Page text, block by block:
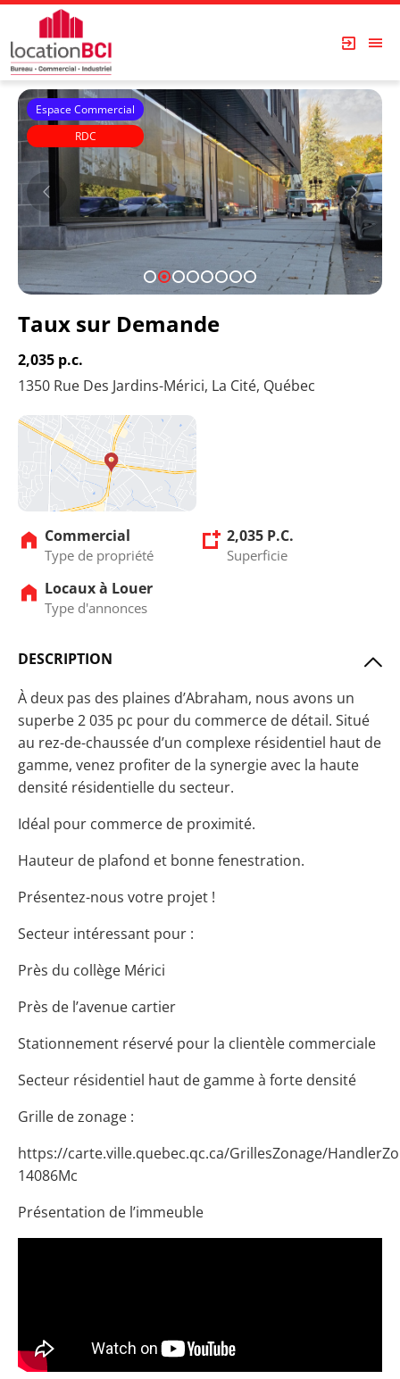
1 2 3 4 5 6 7 8
Espace Commercial
RDC
Arbois
Taux sur Demande
2,035 p.c.
1350 Rue Des Jardins-Mérici, La Cité, Québec
Commercial
Type de propriété
2,035 P.C.
Superficie
Locaux à Louer
Type d'annonces
DESCRIPTION
À deux pas des plaines d’Abraham, nous avons un
superbe 2 035 pc pour du commerce de détail. Situé
au rez-de-chaussée d’un complexe résidentiel haut de
gamme, venez profiter de la synergie avec la haute
densité résidentielle du secteur.
Idéal pour commerce de proximité.
Hauteur de plafond et bonne fenestration.
Présentez-nous votre projet !
Secteur intéressant pour :
Près du collège Mérici
Près de l’avenue cartier
Stationnement réservé pour la clientèle commerciale
Secteur résidentiel haut de gamme à forte densité
Grille de zonage :
https://carte.ville.quebec.qc.ca/GrillesZonage/
14086Mc
Présentation de l’immeuble